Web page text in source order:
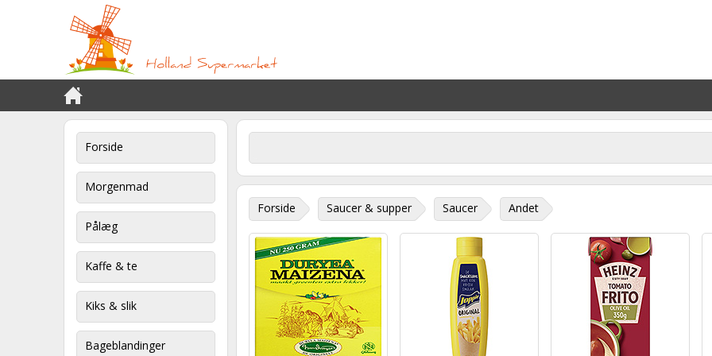
Forside
Morgenmad
Pålæg
Kaffe & te
Kiks & slik
Bageblandinger
Forside Saucer & supper Saucer Andet